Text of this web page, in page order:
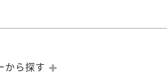
から探す